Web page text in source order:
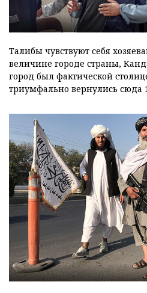
Талибы чувствуют себя
величине городе страны,
город был фактической
триумфально вернулись сюда